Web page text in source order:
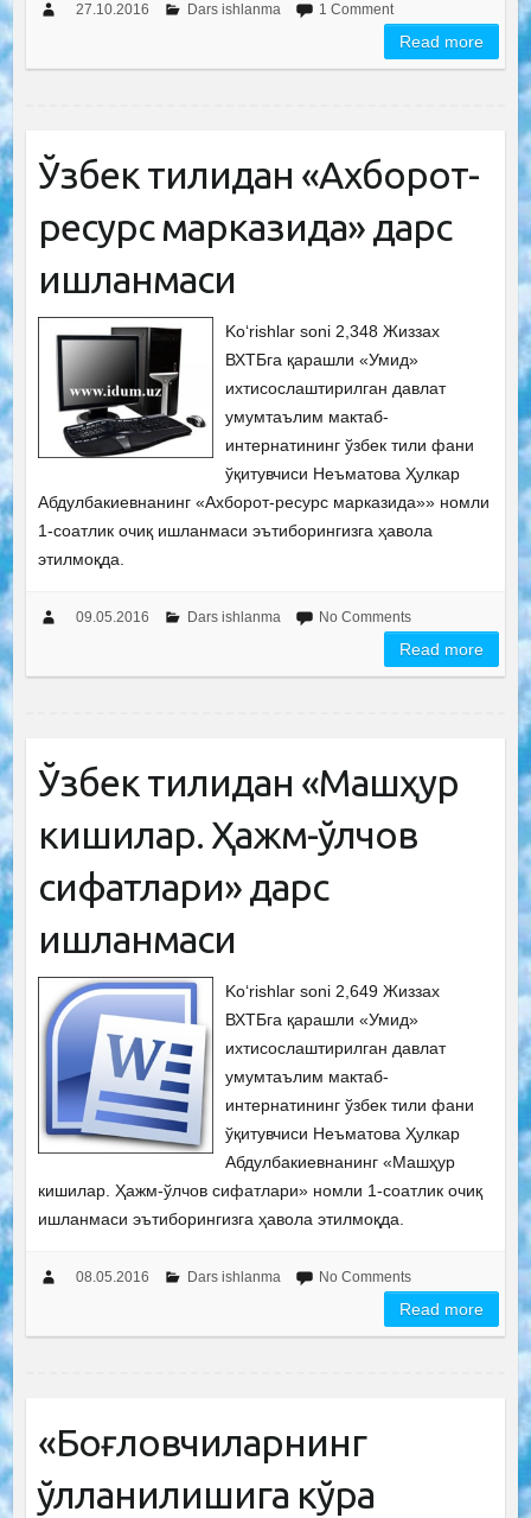
27.10.2016 Dars ishlanma 1 Comment
Read more
Ўзбек тилидан «Ахборот-
ресурс марказида» дарс
ишланмаси
Ko‘rishlar soni 2,348 Жиззах
ВХТБга қарашли «Умид»
ихтисослаштирилган давлат
умумтаълим мактаб-
интернатининг ўзбек тили фани
ўқитувчиси Неъматова Ҳулкар
Абдулбакиевнанинг «Ахборот-ресурс марказида»» номли
1-соатлик очиқ ишланмаси эътиборингизга ҳавола
этилмоқда.
09.05.2016 Dars ishlanma No Comments
Read more
Ўзбек тилидан «Машҳур
кишилар. Ҳажм-ўлчов
сифатлари» дарс
ишланмаси
Ko‘rishlar soni 2,649 Жиззах
ВХТБга қарашли «Умид»
ихтисослаштирилган давлат
умумтаълим мактаб-
интернатининг ўзбек тили фани
ўқитувчиси Неъматова Ҳулкар
Абдулбакиевнанинг «Машҳур
кишилар. Ҳажм-ўлчов сифатлари» номли 1-соатлик очиқ
ишланмаси эътиборингизга ҳавола этилмоқда.
08.05.2016 Dars ishlanma No Comments
Read more
«Боғловчиларнинг
қўлланилишига кўра